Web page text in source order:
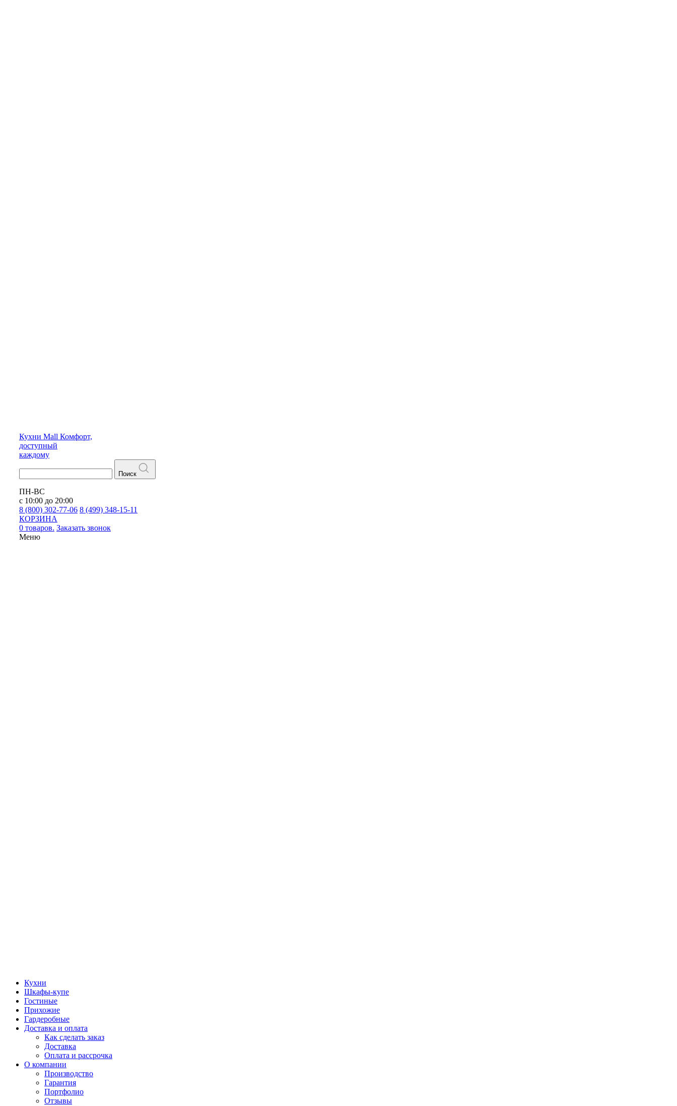
Кухни Mall Комфорт,
доступный
каждому
Поиск
ПН-ВС
с 10:00 до 20:00
8 (800) 302-77-06 8 (499) 348-15-11
КОРЗИНА
0 товаров. Заказать звонок
Меню
Кухни
Шкафы-купе
Гостиные
Прихожие
Гардеробные
Доставка и оплата
Как сделать заказ
Доставка
Оплата и рассрочка
О компании
Производство
Гарантия
Портфолио
Отзывы